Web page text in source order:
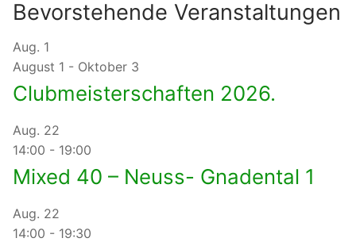
Bevorstehende Veranstaltungen
Aug. 1
August 1 - Oktober 3
Clubmeisterschaften 2026.
Aug. 22
14:00 - 19:00
Mixed 40 – Neuss- Gnadental 1
Aug. 22
14:00 - 19:30